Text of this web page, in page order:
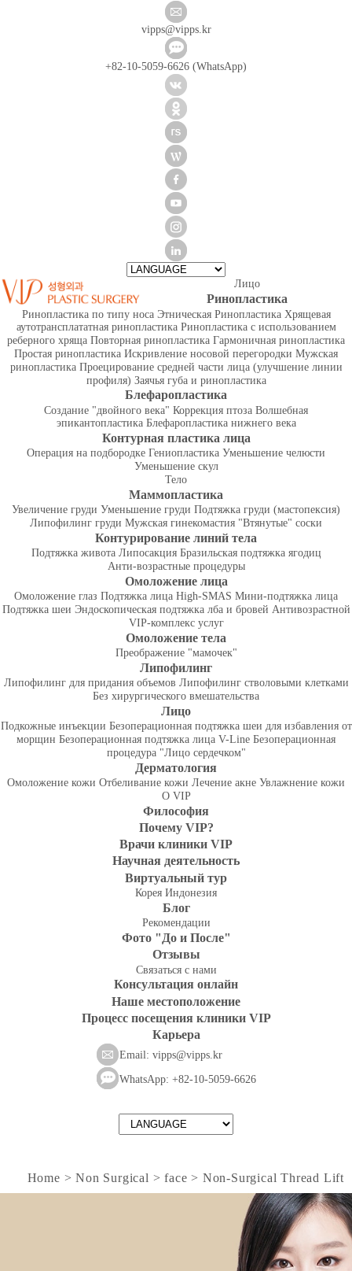
vipps@vipps.kr
+82-10-5059-6626 (WhatsApp)
Лицо
Ринопластика
Ринопластика по типу носа Этническая Ринопластика Хрящевая
аутотрансплататная ринопластика Ринопластика с использованием
реберного хряща Повторная ринопластика Гармоничная ринопластика
Простая ринопластика Искривление носовой перегородки Мужская
ринопластика Проецирование средней части лица (улучшение линии
профиля) Заячья губа и ринопластика
Блефаропластика
Создание "двойного века" Коррекция птоза Волшебная
эпикантопластика Блефаропластика нижнего века
Контурная пластика лица
Операция на подбородке Гениопластика Уменьшение челюсти
Уменьшение скул
Тело
Маммопластика
Увеличение груди Уменьшение груди Подтяжка груди (мастопексия)
Липофилинг груди Мужская гинекомастия "Втянутые" соски
Контурирование линий тела
Подтяжка живота Липосакция Бразильская подтяжка ягодиц
Анти-возрастные процедуры
Омоложение лица
Омоложение глаз Подтяжка лица High-SMAS Мини-подтяжка лица
Подтяжка шеи Эндоскопическая подтяжка лба и бровей Антивозрастной
VIP-комплекс услуг
Омоложение тела
Преображение "мамочек"
Липофилинг
Липофилинг для придания объемов Липофилинг стволовыми клетками
Без хирургического вмешательства
Лицо
Подкожные инъекции Безоперационная подтяжка шеи для избавления от
морщин Безоперационная подтяжка лица V-Line Безоперационная
процедура "Лицо сердечком"
Дерматология
Омоложение кожи Отбеливание кожи Лечение акне Увлажнение кожи
О VIP
Философия
Почему VIP?
Врачи клиники VIP
Научная деятельность
Виртуальный тур
Корея Индонезия
Блог
Рекомендации
Фото "До и После"
Отзывы
Связаться с нами
Консультация онлайн
Наше местоположение
Процесс посещения клиники VIP
Карьера
Email: vipps@vipps.kr
WhatsApp: +82-10-5059-6626
Home > Non Surgical > face > Non-Surgical Thread Lift